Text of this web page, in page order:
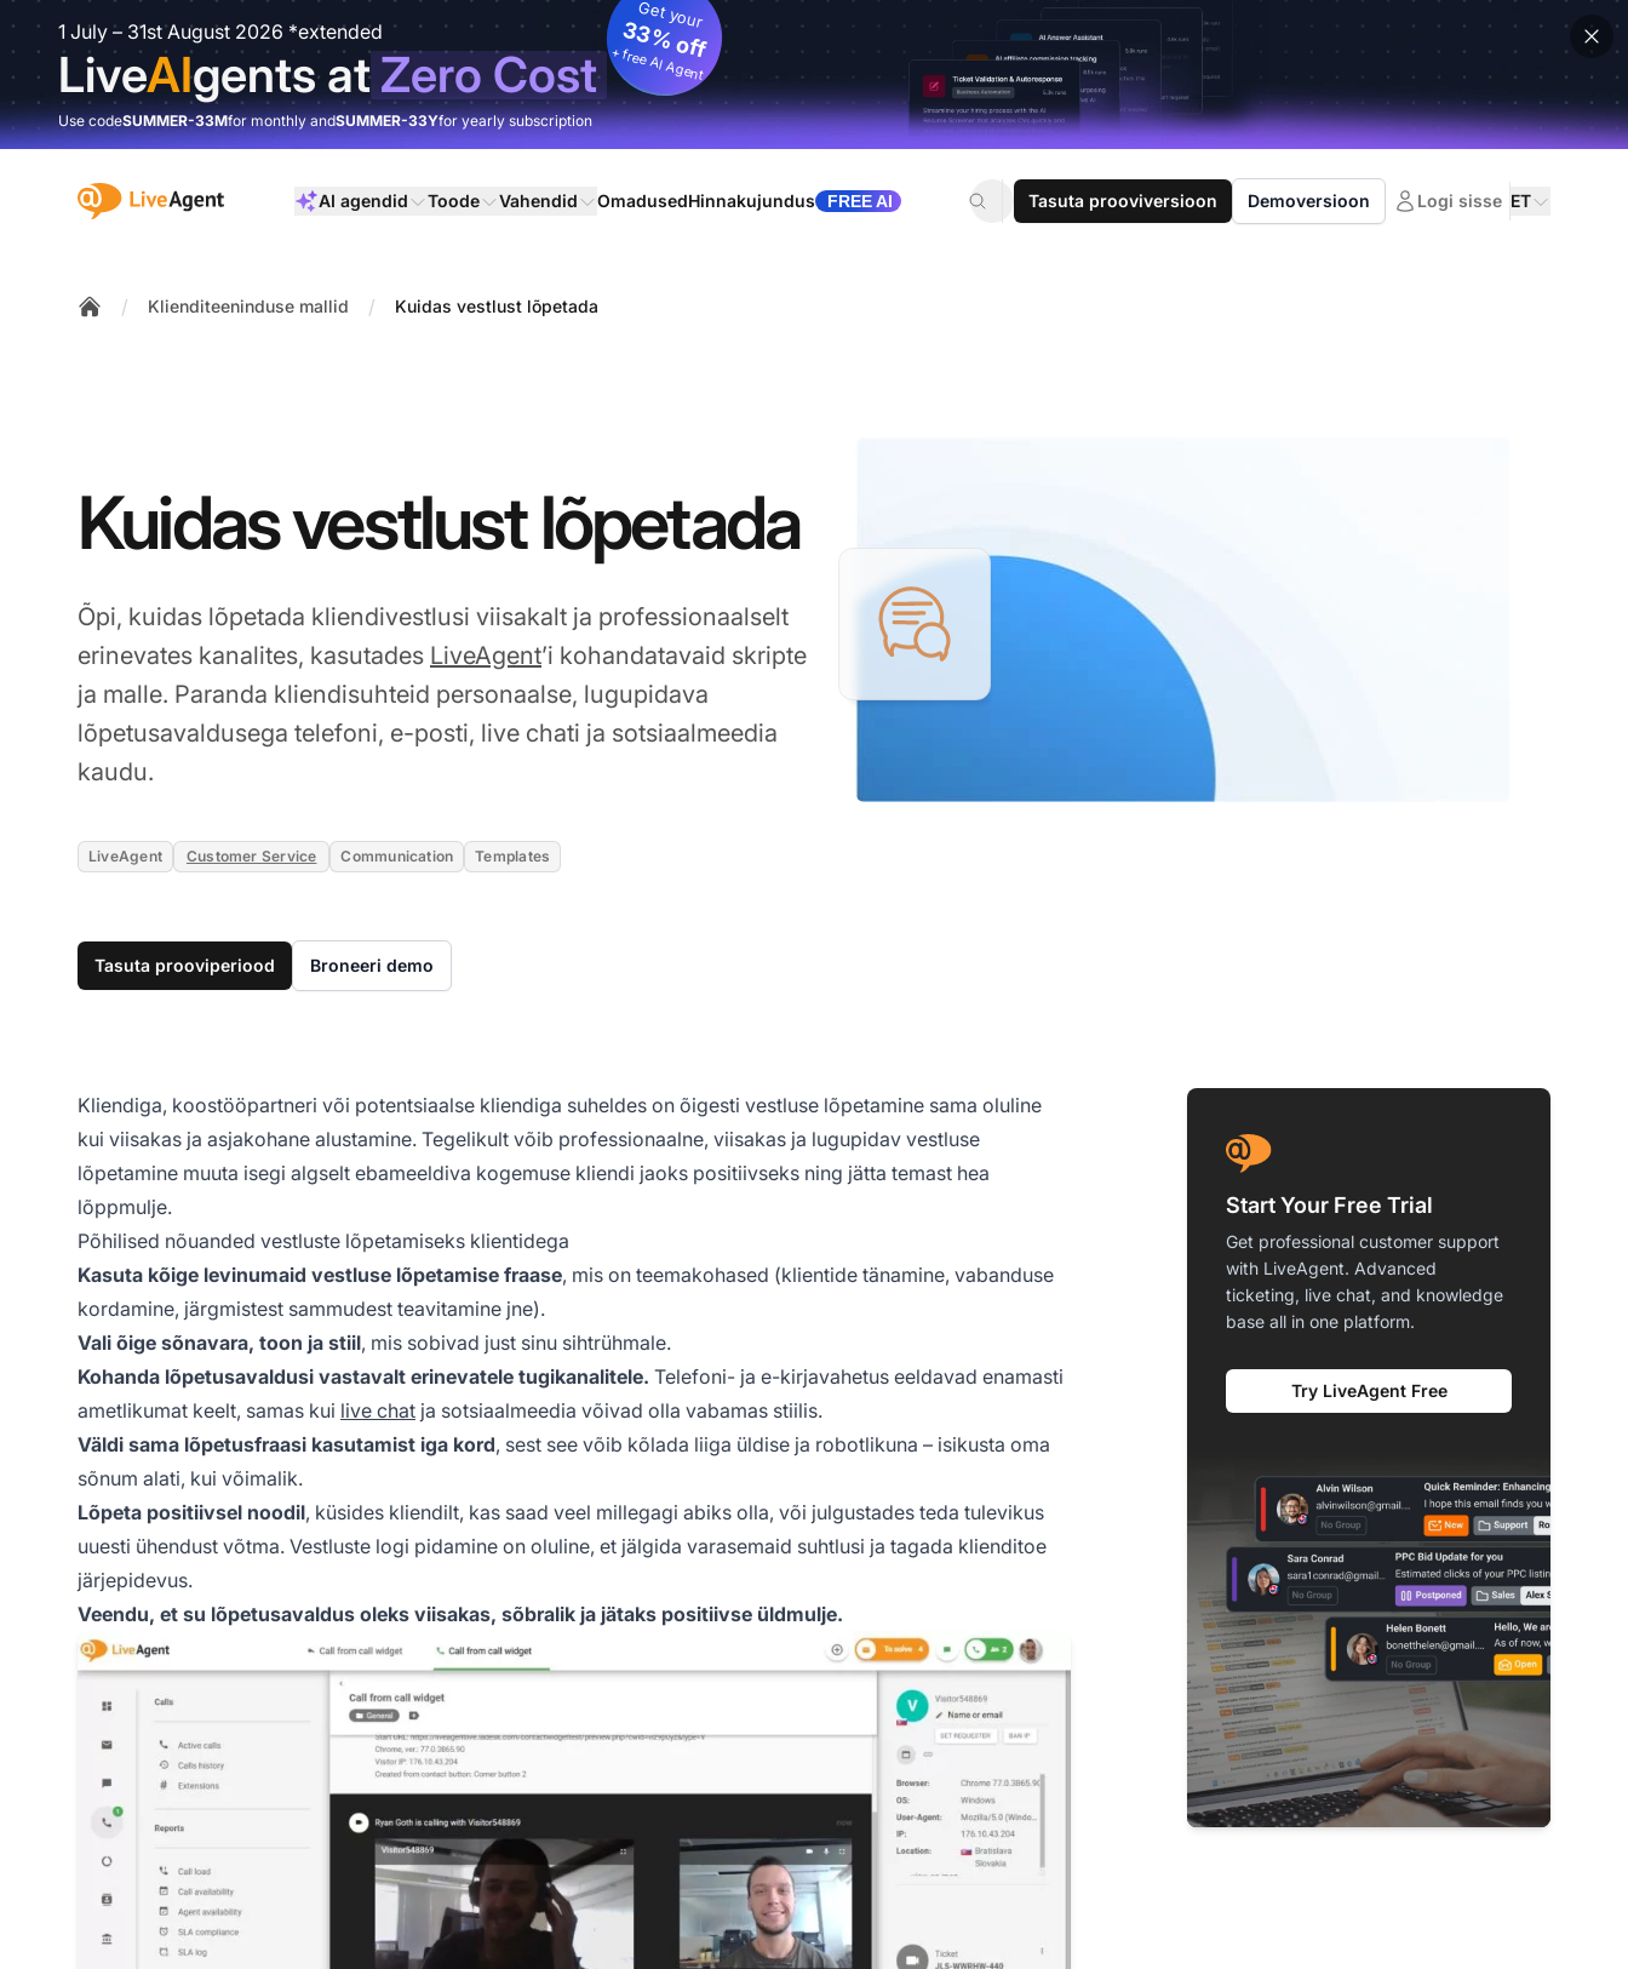
1 July – 31st August 2026 *extended
LiveAIgents atZero Cost
Get your
33% off
+ free AI Agent
Use codeSUMMER-33Mfor monthly andSUMMER-33Yfor yearly subscription
:site.title AI agendid Toode Vahendid OmadusedHinnakujundus FREE AI Tasuta prooviversioon Demoversioon Logi sisse ET
/ Klienditeeninduse mallid / Kuidas vestlust lõpetada
Kuidas vestlust lõpetada
Õpi, kuidas lõpetada kliendivestlusi viisakalt ja professionaalselt
erinevates kanalites, kasutades LiveAgent’i kohandatavaid skripte
ja malle. Paranda kliendisuhteid personaalse, lugupidava
lõpetusavaldusega telefoni, e-posti, live chati ja sotsiaalmeedia
kaudu.
LiveAgent Customer Service Communication Templates
Tasuta prooviperiood Broneeri demo
Kliendiga, koostööpartneri või potentsiaalse kliendiga suheldes on õigesti vestluse lõpetamine sama oluline
kui viisakas ja asjakohane alustamine. Tegelikult võib professionaalne, viisakas ja lugupidav vestluse
lõpetamine muuta isegi algselt ebameeldiva kogemuse kliendi jaoks positiivseks ning jätta temast hea
lõppmulje.
Põhilised nõuanded vestluste lõpetamiseks klientidega
Kasuta kõige levinumaid vestluse lõpetamise fraase, mis on teemakohased (klientide tänamine, vabanduse
kordamine, järgmistest sammudest teavitamine jne).
Vali õige sõnavara, toon ja stiil, mis sobivad just sinu sihtrühmale.
Kohanda lõpetusavaldusi vastavalt erinevatele tugikanalitele. Telefoni- ja e-kirjavahetus eeldavad enamasti
ametlikumat keelt, samas kui live chat ja sotsiaalmeedia võivad olla vabamas stiilis.
Väldi sama lõpetusfraasi kasutamist iga kord, sest see võib kõlada liiga üldise ja robotlikuna – isikusta oma
sõnum alati, kui võimalik.
Lõpeta positiivsel noodil, küsides kliendilt, kas saad veel millegagi abiks olla, või julgustades teda tulevikus
uuesti ühendust võtma. Vestluste logi pidamine on oluline, et jälgida varasemaid suhtlusi ja tagada klienditoe
järjepidevus.
Veendu, et su lõpetusavaldus oleks viisakas, sõbralik ja jätaks positiivse üldmulje.
Start Your Free Trial
Get professional customer support
with LiveAgent. Advanced
ticketing, live chat, and knowledge
base all in one platform.
Try LiveAgent Free